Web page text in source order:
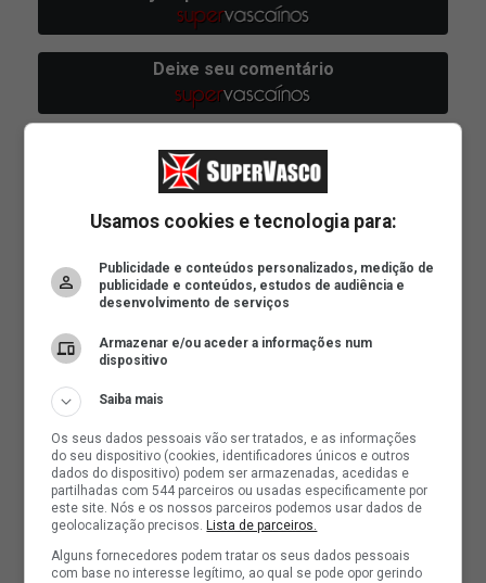
Usamos cookies e tecnologia para:
Publicidade e conteúdos personalizados, medição de
publicidade e conteúdos, estudos de audiência e
desenvolvimento de serviços
Armazenar e/ou aceder a informações num
dispositivo
Saiba mais
Os seus dados pessoais vão ser tratados, e as informações
do seu dispositivo (cookies, identificadores únicos e outros
dados do dispositivo) podem ser armazenadas, acedidas e
partilhadas com 544 parceiros ou usadas especificamente por
este site. Nós e os nossos parceiros podemos usar dados de
geolocalização precisos.Lista de parceiros.
Alguns fornecedores podem tratar os seus dados pessoais
com base no interesse legítimo, ao qual se pode opor gerindo